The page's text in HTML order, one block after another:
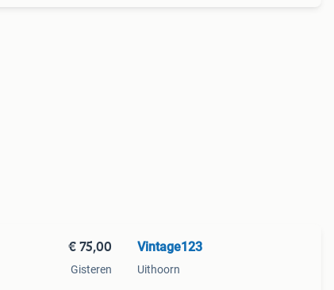
€ 75,00
Gisteren
Vintage123
Uithoorn